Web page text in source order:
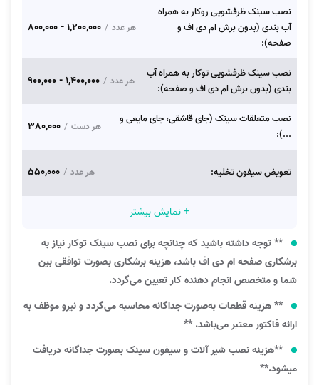
نصب سینک ظرفشویی روکار به همراه
آب بندی (بدون برش ام دی اف و
صفحه):
هر عدد /
1,200,000 - 800,000
نصب سینک ظرفشویی توکار به همراه آب
بندی (بدون برش ام دی اف و صفحه):
هر عدد /
1,400,000 - 900,000
نصب متعلقات سینک (جای قاشقی، جای مایعی و
...):
هر دست /
380,000
تعویض سیفون تخلیه: هر عدد /
550,000
+ نمایش بیشتر
** توجه داشته باشید که چنانچه برای نصب سینک توکار نیاز به
برشکاری صفحه ام دی اف باشد، هزینه برشکاری بصورت توافقی بین
شما و متخصص انجام دهنده کار تعیین می‌گردد‌.
** هزینه قطعات به‌صورت جداگانه محاسبه می‌گردد و نیرو موظف به
ارائه فاکتور معتبر می‌باشد. **
**هزینه نصب شیر آلات و سیفون سینک بصورت جداگانه دریافت
میشود.**